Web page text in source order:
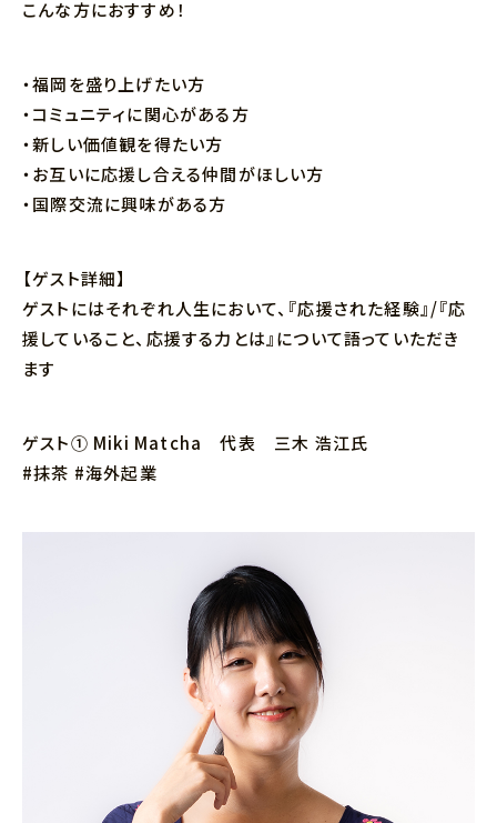
こんな方におすすめ！
・福岡を盛り上げたい方
・コミュニティに関心がある方
・新しい価値観を得たい方
・お互いに応援し合える仲間がほしい方
・国際交流に興味がある方
【ゲスト詳細】
ゲストにはそれぞれ人生において、『応援された経験』/『応
援していること、応援する力とは』について語っていただき
ます
ゲスト① Miki Matcha 代表 三木 浩江氏
#抹茶 #海外起業